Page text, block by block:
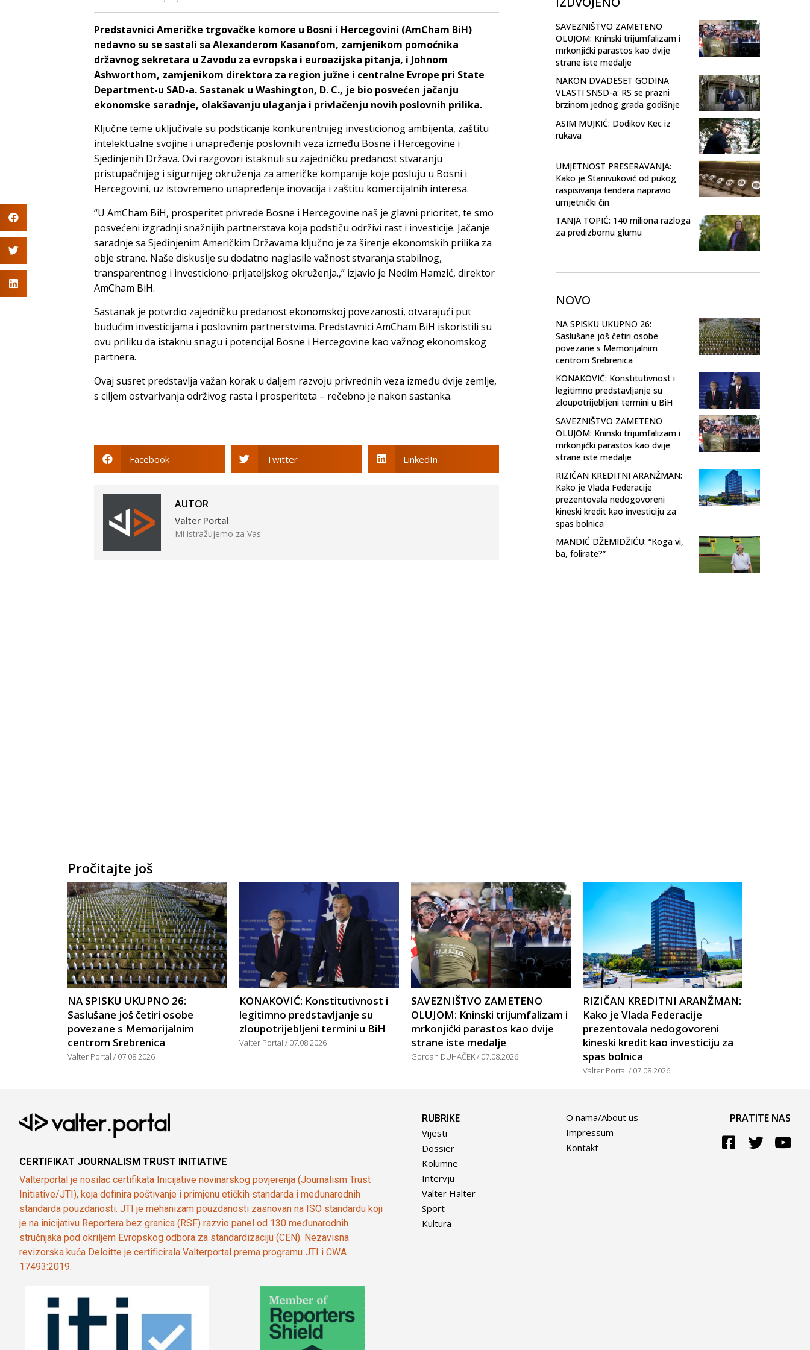
Predstavnici Američke trgovačke komore u Bosni i Hercegovini (AmCham BiH)
nedavno su se sastali sa Alexanderom Kasanofom, zamjenikom pomoćnika
državnog sekretara u Zavodu za evropska i euroazijska pitanja, i Johnom
Ashworthom, zamjenikom direktora za region južne i centralne Evrope pri State
Department-u SAD-a. Sastanak u Washington, D. C., je bio posvećen jačanju
ekonomske saradnje, olakšavanju ulaganja i privlačenju novih poslovnih prilika.
Ključne teme uključivale su podsticanje konkurentnijeg investicionog ambijenta, zaštitu
intelektualne svojine i unapređenje poslovnih veza između Bosne i Hercegovine i
Sjedinjenih Država. Ovi razgovori istaknuli su zajedničku predanost stvaranju
pristupačnijeg i sigurnijeg okruženja za američke kompanije koje posluju u Bosni i
Hercegovini, uz istovremeno unapređenje inovacija i zaštitu komercijalnih interesa.
“U AmCham BiH, prosperitet privrede Bosne i Hercegovine naš je glavni prioritet, te smo
posvećeni izgradnji snažnijih partnerstava koja podstiču održivi rast i investicije. Jačanje
saradnje sa Sjedinjenim Američkim Državama ključno je za širenje ekonomskih prilika za
obje strane. Naše diskusije su dodatno naglasile važnost stvaranja stabilnog,
transparentnog i investiciono-prijateljskog okruženja.,” izjavio je Nedim Hamzić, direktor
AmCham BiH.
Sastanak je potvrdio zajedničku predanost ekonomskoj povezanosti, otvarajući put
budućim investicijama i poslovnim partnerstvima. Predstavnici AmCham BiH iskoristili su
ovu priliku da istaknu snagu i potencijal Bosne i Hercegovine kao važnog ekonomskog
partnera.
Ovaj susret predstavlja važan korak u daljem razvoju privrednih veza između dvije zemlje,
s ciljem ostvarivanja održivog rasta i prosperiteta – rečebno je nakon sastanka.
Facebook Twitter LinkedIn
AUTOR
Valter Portal
Mi istražujemo za Vas
SAVEZNIŠTVO ZAMETENO
OLUJOM: Kninski trijumfalizam i
mrkonjićki parastos kao dvije
strane iste medalje
NAKON DVADESET GODINA
VLASTI SNSD-a: RS se prazni
brzinom jednog grada godišnje
ASIM MUJKIĆ: Dodikov Kec iz
rukava
UMJETNOST PRESERAVANJA:
Kako je Stanivuković od pukog
raspisivanja tendera napravio
umjetnički čin
TANJA TOPIĆ: 140 miliona razloga
za predizbornu glumu
NOVO
NA SPISKU UKUPNO 26:
Saslušane još četiri osobe
povezane s Memorijalnim
centrom Srebrenica
KONAKOVIĆ: Konstitutivnost i
legitimno predstavljanje su
zloupotrijebljeni termini u BiH
SAVEZNIŠTVO ZAMETENO
OLUJOM: Kninski trijumfalizam i
mrkonjićki parastos kao dvije
strane iste medalje
RIZIČAN KREDITNI ARANŽMAN:
Kako je Vlada Federacije
prezentovala nedogovoreni
kineski kredit kao investiciju za
spas bolnica
MANDIĆ DŽEMIDŽIĆU: “Koga vi,
ba, folirate?”
Pročitajte još
NA SPISKU UKUPNO 26:
Saslušane još četiri osobe
povezane s Memorijalnim
centrom Srebrenica
Valter Portal 07.08.2026
KONAKOVIĆ: Konstitutivnost i
legitimno predstavljanje su
zloupotrijebljeni termini u BiH
Valter Portal 07.08.2026
SAVEZNIŠTVO ZAMETENO
OLUJOM: Kninski trijumfalizam i
mrkonjićki parastos kao dvije
strane iste medalje
Gordan DUHAČEK 07.08.2026
RIZIČAN KREDITNI ARANŽMAN:
Kako je Vlada Federacije
prezentovala nedogovoreni
kineski kredit kao investiciju za
spas bolnica
Valter Portal 07.08.2026
CERTIFIKAT JOURNALISM TRUST INITIATIVE
Valterportal je nosilac certifikata Inicijative novinarskog povjerenja (Journalism Trust
Initiative/JTI), koja definira poštivanje i primjenu etičkih standarda i međunarodnih
standarda pouzdanosti. JTI je mehanizam pouzdanosti zasnovan na ISO standardu koji
je na inicijativu Reportera bez granica (RSF) razvio panel od 130 međunarodnih
stručnjaka pod okriljem Evropskog odbora za standardizaciju (CEN). Nezavisna
revizorska kuća Deloitte je certificirala Valterportal prema programu JTI i CWA
17493:2019.
RUBRIKE
Vijesti
Dossier
Kolumne
Intervju
Valter Halter
Sport
Kultura
O nama/About us
Impressum
Kontakt
PRATITE NAS